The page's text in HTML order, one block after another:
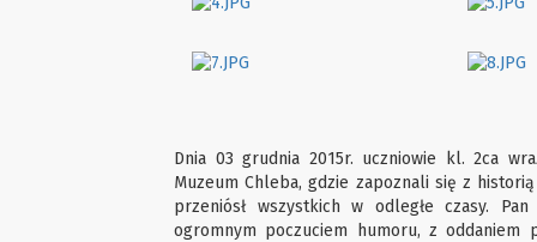
Dnia 03 grudnia 2015r. uczniowie kl. 2ca
Muzeum Chleba, gdzie zapoznali się z
przeniósł wszystkich w odległe czasy.
ogromnym poczuciem humoru, z oddaniem